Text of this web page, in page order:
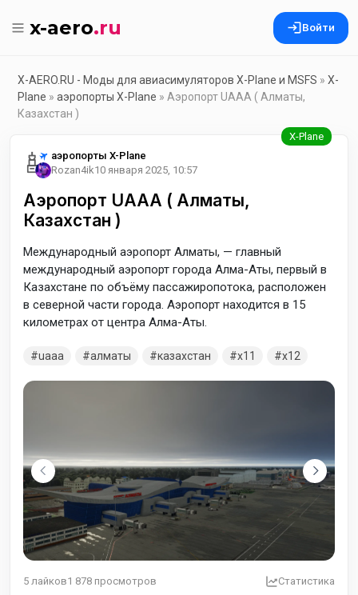
x-aero.ru Войти
X-AERO.RU - Моды для авиасимуляторов X-Plane и MSFS » X-
Plane » аэропорты X-Plane » Аэропорт UAAA ( Алматы,
Казахстан )
аэропорты X-Plane
Rozan4ik10 января 2025, 10:57
Аэропорт UAAA ( Алматы,
Казахстан )
Международный аэропорт Алматы, — главный
международный аэропорт города Алма-Аты, первый в
Казахстане по объёму пассажиропотока, расположен
в северной части города. Аэропорт находится в 15
километрах от центра Алма-Аты.
uaaa алматы казахстан x11 x12
5 лайков1 878 просмотров Статистика